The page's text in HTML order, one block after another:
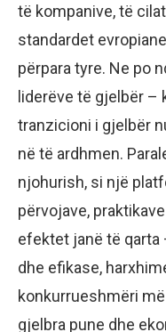
të kompanive, të
standardet
përpara tyre. Ne po
liderëve të gjelbër –
tranzicioni i gjelbër
në të ardhmen.
njohurish, si një
përvojave,
efektet janë të
dhe efikase,
konkurrueshmëri
gjelbra pune dhe